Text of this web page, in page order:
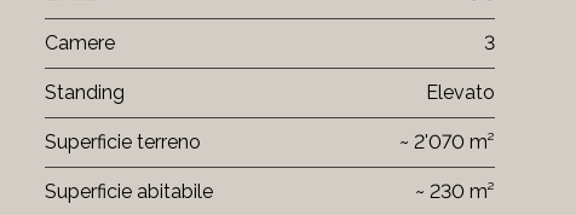
Camere 3
Standing Elevato
Superficie terreno ~ 2'070 m²
Superficie abitabile ~ 230 m²